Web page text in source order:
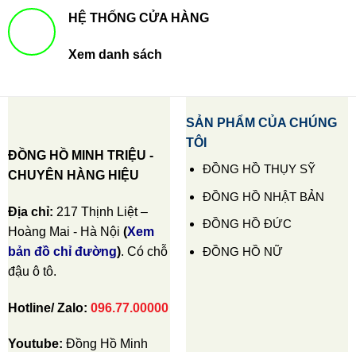
HỆ THỐNG CỬA HÀNG
Xem danh sách
ĐỒNG HỒ MINH TRIỆU -
CHUYÊN HÀNG HIỆU
Địa chỉ: 217 Thịnh Liệt –
Hoàng Mai - Hà Nội (Xem
bản đồ chỉ đường). Có chỗ
đậu ô tô.
Hotline/ Zalo: 096.77.00000
Youtube: Đồng Hồ Minh
SẢN PHẨM CỦA CHÚNG
TÔI
ĐỒNG HỒ THỤY SỸ
ĐỒNG HỒ NHẬT BẢN
ĐỒNG HỒ ĐỨC
ĐỒNG HỒ NỮ